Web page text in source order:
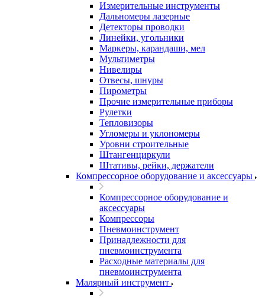
Измерительные инструменты
Дальномеры лазерные
Детекторы проводки
Линейки, угольники
Маркеры, карандаши, мел
Мультиметры
Нивелиры
Отвесы, шнуры
Пирометры
Прочие измерительные приборы
Рулетки
Тепловизоры
Угломеры и уклономеры
Уровни строительные
Штангенциркули
Штативы, рейки, держатели
Компрессорное оборудование и аксессуары
Компрессорное оборудование и
аксессуары
Компрессоры
Пневмоинструмент
Принадлежности для
пневмоинструмента
Расходные материалы для
пневмоинструмента
Малярный инструмент